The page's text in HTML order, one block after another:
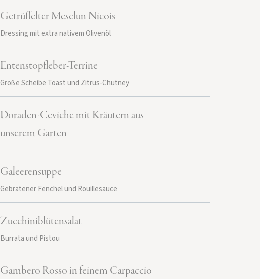
Getrüffelter Mesclun Nicois
Dressing mit extra nativem Olivenöl
Entenstopfleber-Terrine
Große Scheibe Toast und Zitrus-Chutney
Doraden-Ceviche mit Kräutern aus
unserem Garten
Galeerensuppe
Gebratener Fenchel und Rouillesauce
Zucchiniblütensalat
Burrata und Pistou
Gambero Rosso in feinem Carpaccio